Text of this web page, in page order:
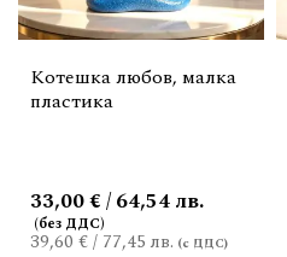
Котешка любов, малка
пластика
39,60 €/ 77,45 лв.
33,00 € / 64,54 лв.